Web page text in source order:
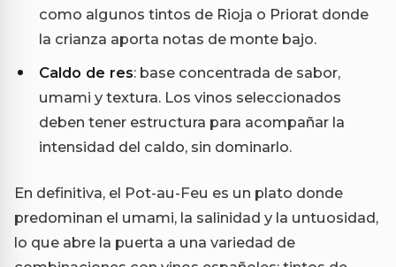
como algunos tintos de Rioja o Priorat donde
la crianza aporta notas de monte bajo.
Caldo de res: base concentrada de sabor,
umami y textura. Los vinos seleccionados
deben tener estructura para acompañar la
intensidad del caldo, sin dominarlo.
En definitiva, el Pot-au-Feu es un plato donde
predominan el umami, la salinidad y la untuosidad,
lo que abre la puerta a una variedad de